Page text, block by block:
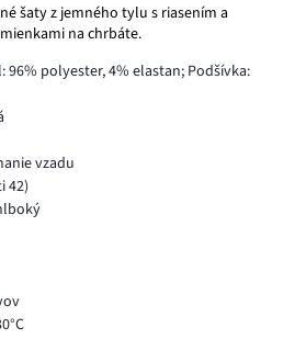
šaty z jemného tylu s riasením a
na chrbáte.
96% polyester, 4% elastan; Podšívka:
vzadu
42)